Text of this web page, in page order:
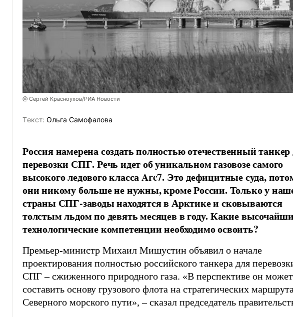
@ Сергей Красноухов/РИА Новости
Tекст: Ольга Самофалова
Россия намерена создать полностью отечественный танкер
перевозки СПГ. Речь идет об уникальном газовозе самого
высокого ледового класса Arc7. Это дефицитные суда,
они никому больше не нужны, кроме России. Только у
страны СПГ-заводы находятся в Арктике и сковываются
толстым льдом по девять месяцев в году. Какие
технологические компетенции необходимо освоить?
Премьер-министр Михаил Мишустин объявил о начале
проектирования полностью российского танкера для
СПГ – сжиженного природного газа. «В перспективе он может
составить основу грузового флота на стратегических
Северного морского пути», – сказал председатель